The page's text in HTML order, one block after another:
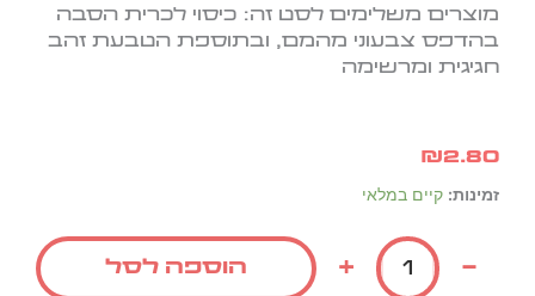
מוצרים משלימים לסט זה: כיסוי לכרית הסבה
בהדפס צבעוני מהמם, ובתוספת הטבעת זהב
חגיגית ומרשימה
₪2.80
זמינות: קיים במלאי
כמות
דגם
מסגרת
הוספה לסל